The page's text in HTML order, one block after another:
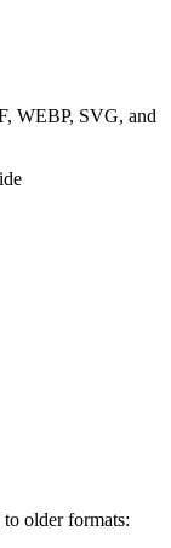
WEBP, SVG, and
older formats: